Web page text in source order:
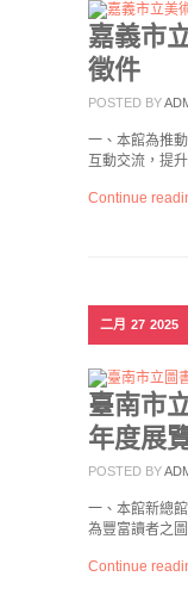
嘉義市
徵件
POSTED BY
一、本館為推
互動交流，提
Continue
二月 27 2025
臺南市
年度展
POSTED BY
一、本館新總
為豐富讀者之
Continue